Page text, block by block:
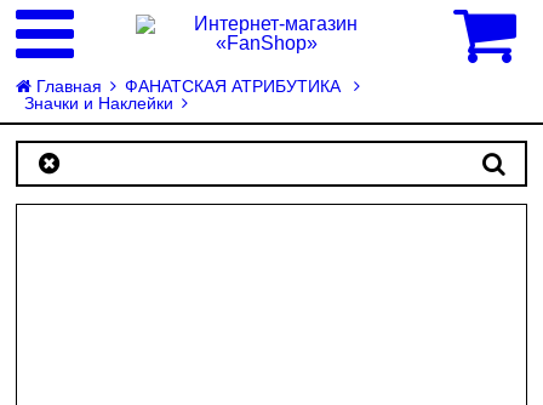
Главная
ФАНАТСКАЯ АТРИБУТИКА
Значки и Наклейки